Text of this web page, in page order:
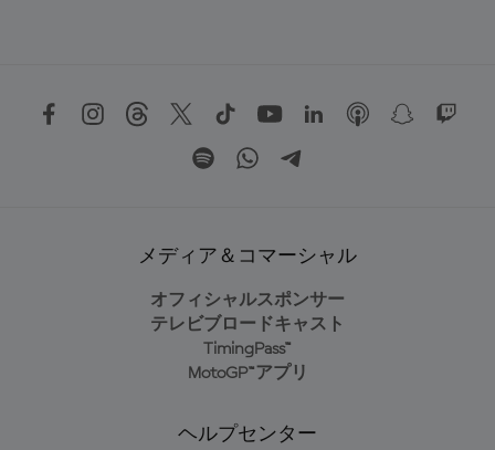
メディア＆コマーシャル
オフィシャルスポンサー
テレビブロードキャスト
TimingPass™
MotoGP™アプリ
ヘルプセンター